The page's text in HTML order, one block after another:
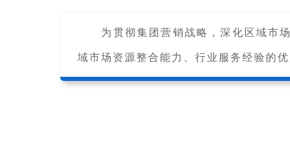
为贯彻集团营销战略，深化区域市
域市场资源整合能力、行业服务经验的